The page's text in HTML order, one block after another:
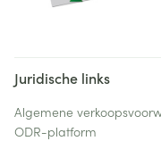
Juridische links
Algemene
ODR-platform